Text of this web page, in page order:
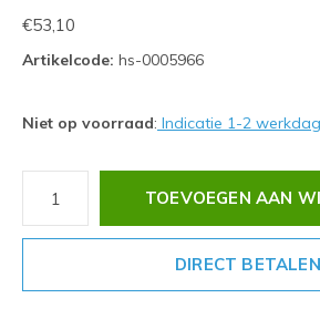
€53,10
Artikelcode: hs-0005966
Niet op voorraad: Indicatie 1-2
TOEVOEGEN AAN
DIRECT BETALEN